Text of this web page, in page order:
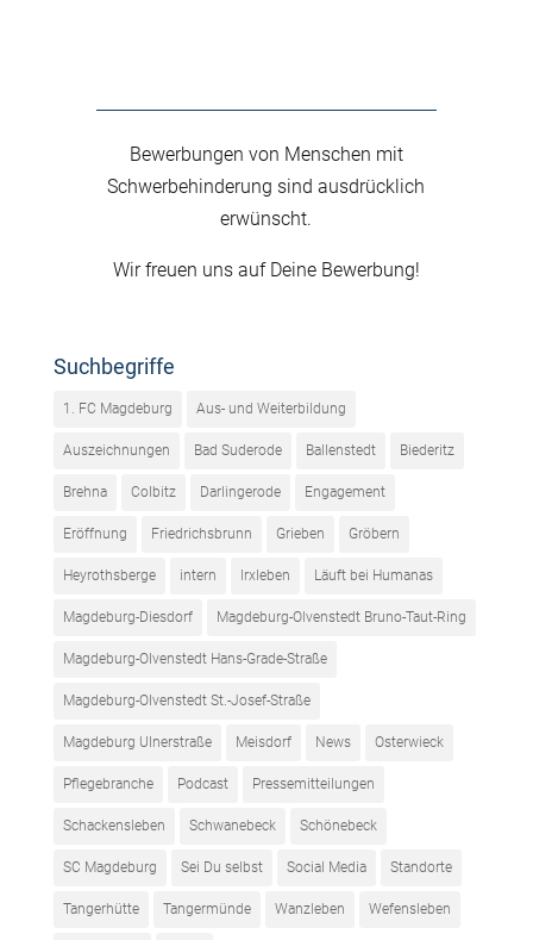
Bewerbungen von Menschen mit
Schwerbehinderung sind ausdrücklich
erwünscht.
Wir freuen uns auf Deine Bewerbung!
Suchbegriffe
1. FC Magdeburg Aus- und Weiterbildung
Auszeichnungen Bad Suderode Ballenstedt Biederitz
Brehna Colbitz Darlingerode Engagement
Eröffnung Friedrichsbrunn Grieben Gröbern
Heyrothsberge intern Irxleben Läuft bei Humanas
Magdeburg-Diesdorf Magdeburg-Olvenstedt Bruno-Taut-Ring
Magdeburg-Olvenstedt Hans-Grade-Straße
Magdeburg-Olvenstedt St.-Josef-Straße
Magdeburg Ulnerstraße Meisdorf News Osterwieck
Pflegebranche Podcast Pressemitteilungen
Schackensleben Schwanebeck Schönebeck
SC Magdeburg Sei Du selbst Social Media Standorte
Tangerhütte Tangermünde Wanzleben Wefensleben